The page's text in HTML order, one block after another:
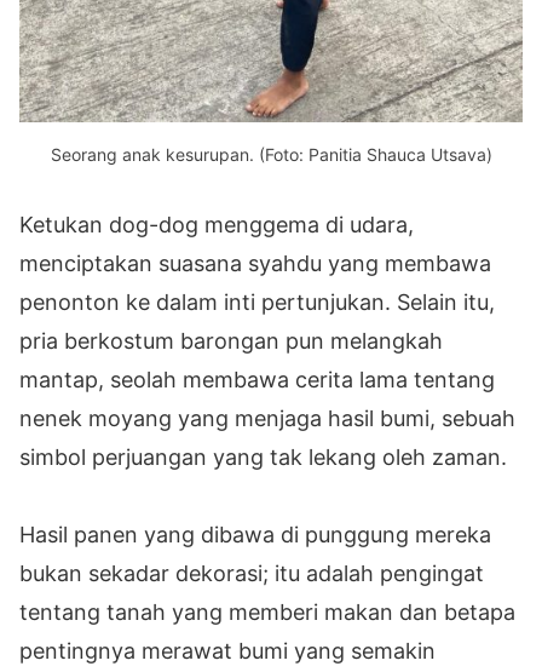
Seorang anak kesurupan. (Foto: Panitia Shauca Utsava)
Ketukan dog-dog menggema di udara,
menciptakan suasana syahdu yang membawa
penonton ke dalam inti pertunjukan. Selain itu,
pria berkostum barongan pun melangkah
mantap, seolah membawa cerita lama tentang
nenek moyang yang menjaga hasil bumi, sebuah
simbol perjuangan yang tak lekang oleh zaman.
Hasil panen yang dibawa di punggung mereka
bukan sekadar dekorasi; itu adalah pengingat
tentang tanah yang memberi makan dan betapa
pentingnya merawat bumi yang semakin